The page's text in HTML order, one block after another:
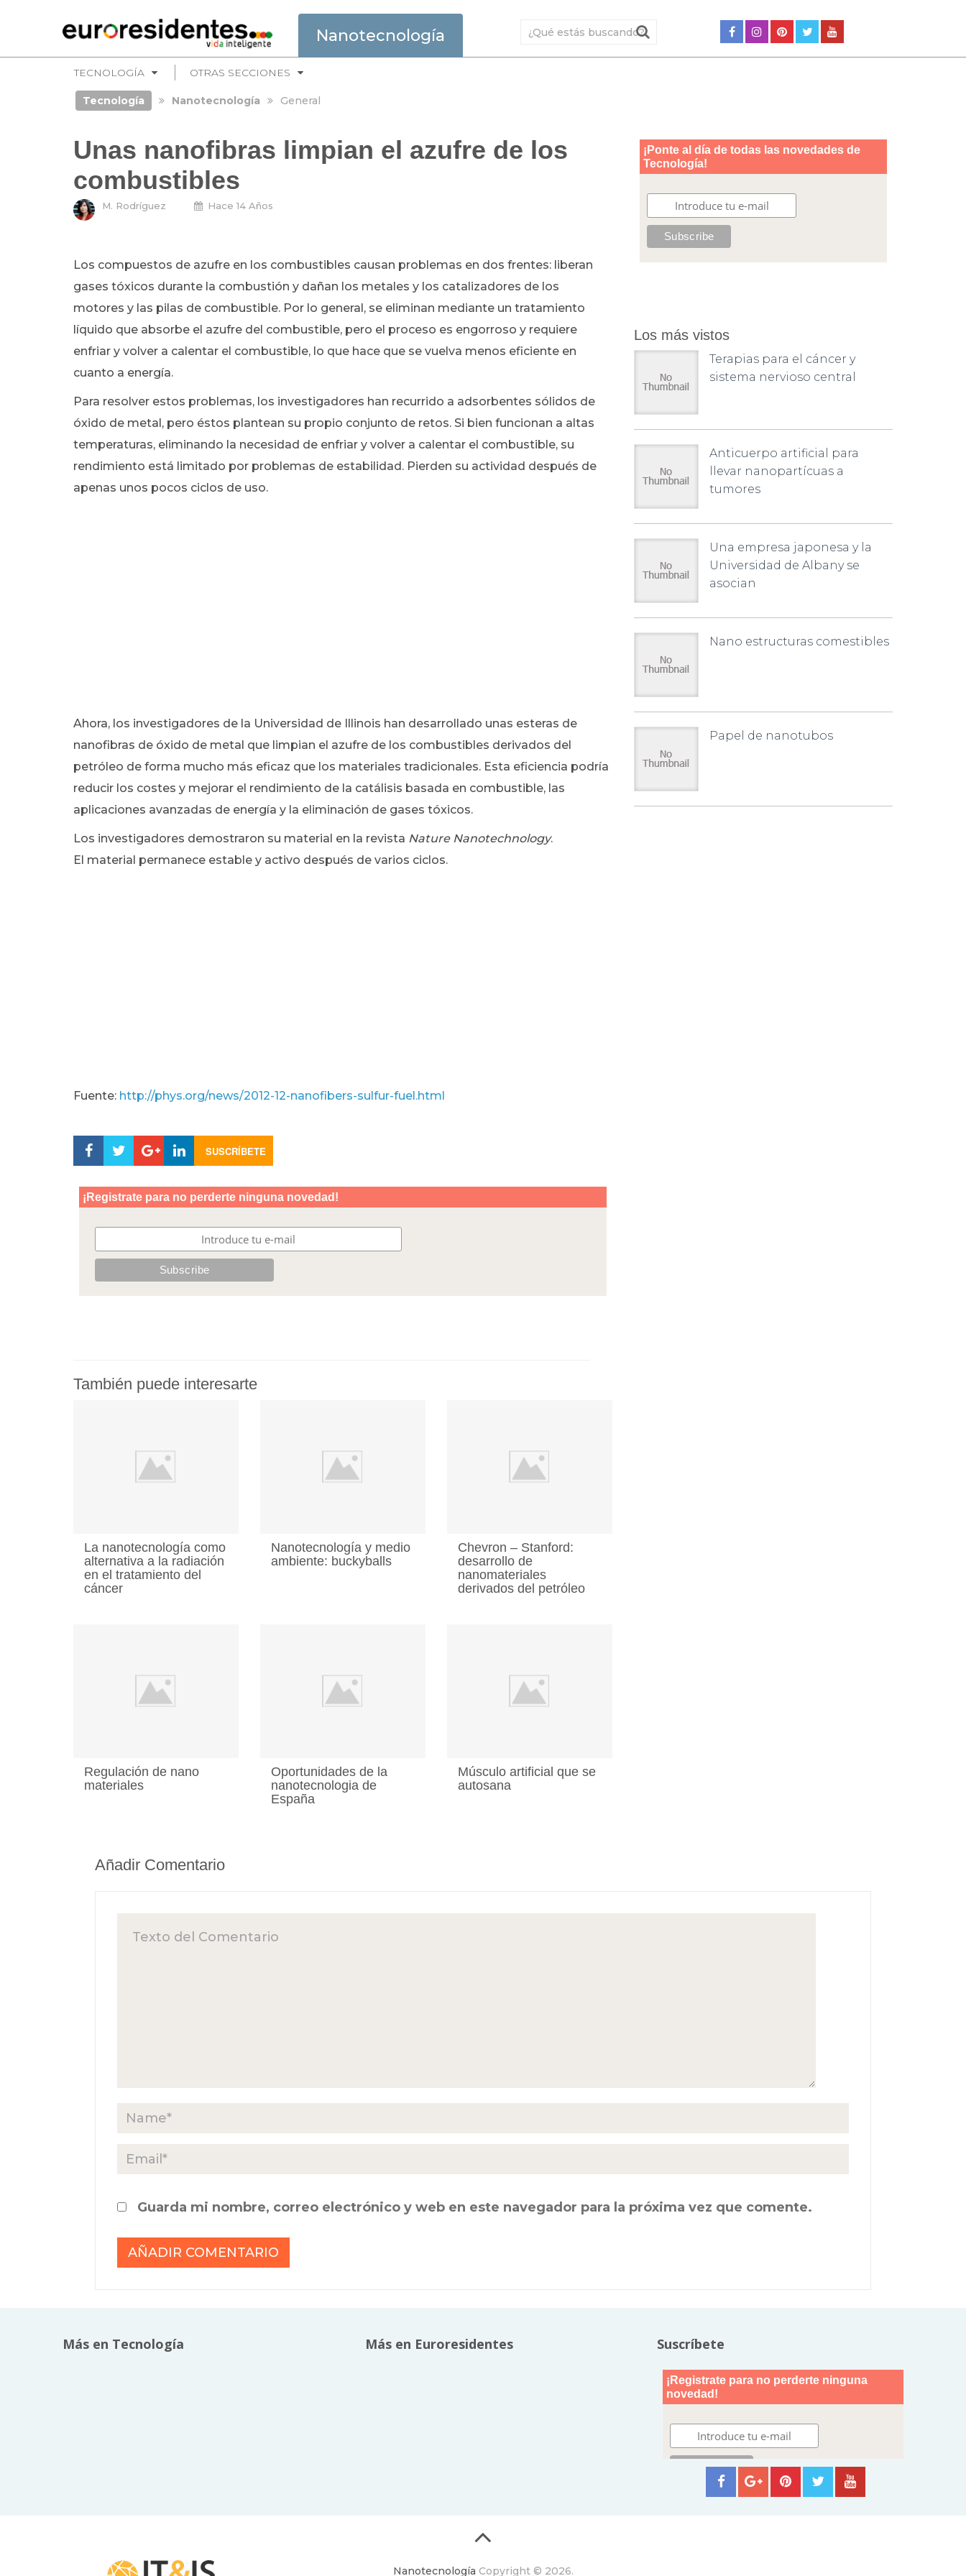
Nanotecnología
TECNOLOGÍA OTRAS SECCIONES
Tecnología Nanotecnología General
Unas nanofibras limpian el azufre de los
combustibles
M. Rodríguez Hace 14 Años
Los compuestos de azufre en los combustibles causan problemas en dos frentes: liberan
gases tóxicos durante la combustión y dañan los metales y los catalizadores de los
motores y las pilas de combustible. Por lo general, se eliminan mediante un tratamiento
líquido que absorbe el azufre del combustible, pero el proceso es engorroso y requiere
enfriar y volver a calentar el combustible, lo que hace que se vuelva menos eficiente en
cuanto a energía.
Para resolver estos problemas, los investigadores han recurrido a adsorbentes sólidos de
óxido de metal, pero éstos plantean su propio conjunto de retos. Si bien funcionan a altas
temperaturas, eliminando la necesidad de enfriar y volver a calentar el combustible, su
rendimiento está limitado por problemas de estabilidad. Pierden su actividad después de
apenas unos pocos ciclos de uso.
Ahora, los investigadores de la Universidad de Illinois han desarrollado unas esteras de
nanofibras de óxido de metal que limpian el azufre de los combustibles derivados del
petróleo de forma mucho más eficaz que los materiales tradicionales. Esta eficiencia podría
reducir los costes y mejorar el rendimiento de la catálisis basada en combustible, las
aplicaciones avanzadas de energía y la eliminación de gases tóxicos.
Los investigadores demostraron su material en la revista Nature Nanotechnology.
El material permanece estable y activo después de varios ciclos.
Fuente: http://phys.org/news/2012-12-nanofibers-sulfur-fuel.html
SUSCRÍBETE
También puede interesarte
La nanotecnología como
alternativa a la radiación
en el tratamiento del
cáncer
Nanotecnología y medio
ambiente: buckyballs
Chevron – Stanford:
desarrollo de
nanomateriales
derivados del petróleo
Regulación de nano
materiales
Oportunidades de la
nanotecnologia de
España
Músculo artificial que se
autosana
Los más vistos
Terapias para el cáncer y
sistema nervioso central
Anticuerpo artificial para
llevar nanopartícuas a
tumores
Una empresa japonesa y la
Universidad de Albany se
asocian
Nano estructuras comestibles
Papel de nanotubos
Añadir Comentario
Guarda mi nombre, correo electrónico y web en este navegador para la próxima vez que comente.
Más en Tecnología Más en Euroresidentes Suscríbete
Nanotecnología Copyright © 2026.